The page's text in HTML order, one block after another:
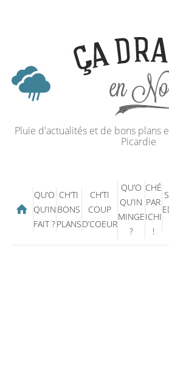
Pluie d'actualités et de bons plans
Picardie
QU’O
QU’IN
FAIT ?
CH’TI
BONS
PLANS
CH’TI
COUP
D’COEUR
QU’O
QU’IN
MINGE
?
CHÉ
PAR
ICHI
!